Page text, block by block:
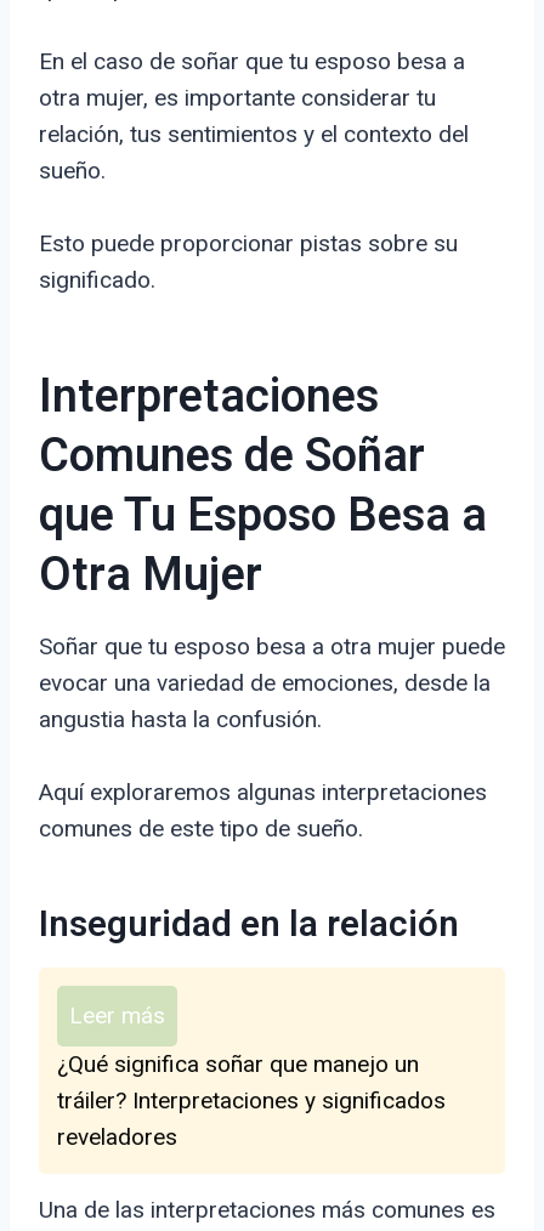
En el caso de soñar que tu esposo besa a
otra mujer, es importante considerar tu
relación, tus sentimientos y el contexto del
sueño.
Esto puede proporcionar pistas sobre su
significado.
Interpretaciones
Comunes de Soñar
que Tu Esposo Besa a
Otra Mujer
Soñar que tu esposo besa a otra mujer puede
evocar una variedad de emociones, desde la
angustia hasta la confusión.
Aquí exploraremos algunas interpretaciones
comunes de este tipo de sueño.
Inseguridad en la relación
Leer más
¿Qué significa soñar que manejo un
tráiler? Interpretaciones y significados
reveladores
Una de las interpretaciones más comunes es